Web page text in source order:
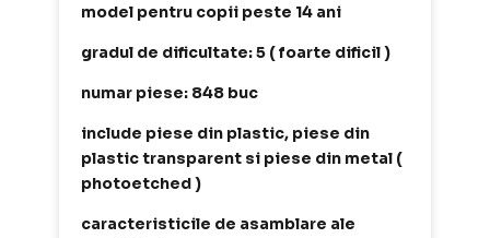
model pentru copii peste 14 ani
gradul de dificultate: 5 ( foarte dificil )
numar piese: 848 buc
include piese din plastic, piese din
plastic transparent si piese din metal (
photoetched )
caracteristicile de asamblare ale